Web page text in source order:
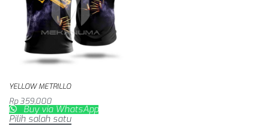
YELLOW METRILLO
Buy via WhatsApp
Rp359,000
Pilih salah satu